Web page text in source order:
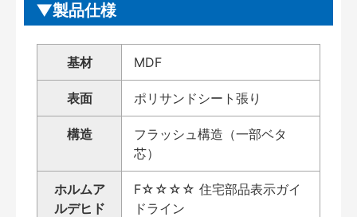
製品仕様
基材 MDF
表面 ポリサンドシート張り
構造
フラッシュ構造（一部ベタ
芯）
ホルムア
ルデヒド
F☆☆☆☆ 住宅部品表示ガイ
ドライン